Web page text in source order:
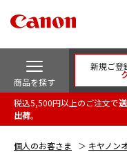
商品を探す
新規ご登
税込5,500円以上のご注文で
出荷。
個人のお客さま キヤノン